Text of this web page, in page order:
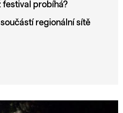
festival probíhá?
regionální sítě